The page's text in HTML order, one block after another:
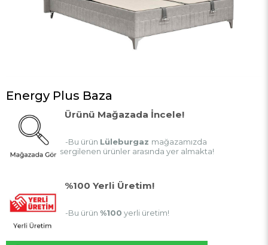
Energy Plus Baza
Ürünü Mağazada İncele!
-Bu ürün Lüleburgaz mağazamızda
sergilenen ürünler arasında yer almakta!
%100 Yerli Üretim!
-Bu ürün %100 yerli üretim!